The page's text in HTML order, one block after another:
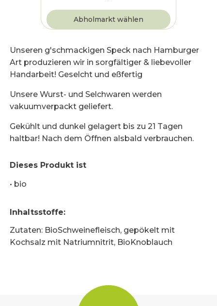
Unseren g'schmackigen Speck nach Hamburger
Art produzieren wir in sorgfältiger & liebevoller
Handarbeit! Geselcht und eßfertig
Unsere Wurst- und Selchwaren werden
vakuumverpackt geliefert.
Gekühlt und dunkel gelagert bis zu 21 Tagen
haltbar! Nach dem Öffnen alsbald verbrauchen.
Dieses Produkt ist
• bio
Inhaltsstoffe:
Zutaten: BioSchweinefleisch, gepökelt mit
Kochsalz mit Natriumnitrit, BioKnoblauch